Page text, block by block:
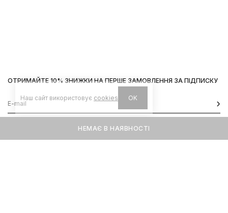
НЕМАЄ В НАЯВНОСТІ
ОТРИМАЙТЕ 10% ЗНИЖКИ НА ПЕРШЕ ЗАМОВЛЕННЯ ЗА ПІДПИСКУ
Наш сайт використовує cookies OK